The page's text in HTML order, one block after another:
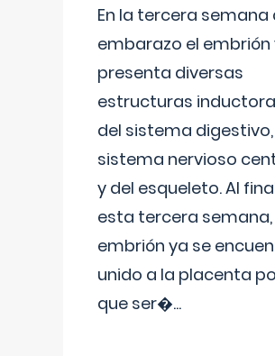
En la tercera semana
embarazo el embrión
presenta diversas
estructuras
del sistema
sistema nervioso
y del esqueleto. Al
esta tercera semana,
embrión ya se
unido a la placenta
que ser�...